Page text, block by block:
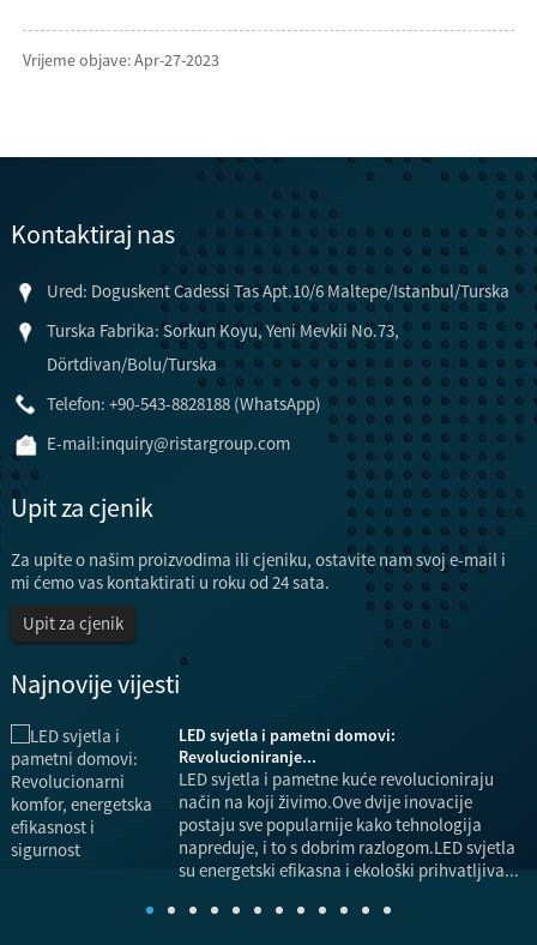
Vrijeme objave: Apr-27-2023
Kontaktiraj nas
Ured: Doguskent Cadessi Tas Apt.10/6 Maltepe/Istanbul/Turska
Turska Fabrika: Sorkun Koyu, Yeni Mevkii No.73,
Dörtdivan/Bolu/Turska
Telefon: +90-543-8828188 (WhatsApp)
E-mail:inquiry@ristargroup.com
Upit za cjenik
Za upite o našim proizvodima ili cjeniku, ostavite nam svoj e-mail i
mi ćemo vas kontaktirati u roku od 24 sata.
Upit za cjenik
Najnovije vijesti
LED svjetla i pametni domovi:
Revolucioniranje...
LED svjetla i pametne kuće revolucioniraju
način na koji živimo.Ove dvije inovacije
postaju sve popularnije kako tehnologija
napreduje, i to s dobrim razlogom.LED svjetla
su energetski efikasna i ekološki prihvatljiva...